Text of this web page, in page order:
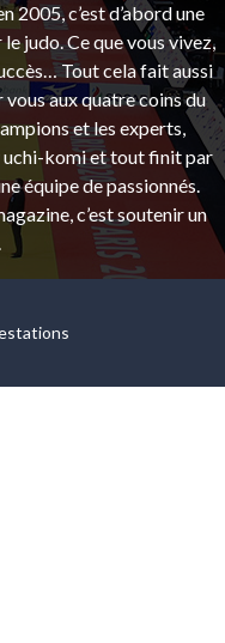
2005, c’est d’abord une
judo. Ce que vous vivez,
Tout cela fait aussi
aux quatre coins du
et les experts,
uchi-komi et tout finit par
équipe de passionnés.
c’est soutenir un